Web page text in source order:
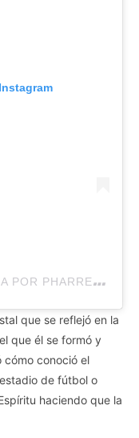
U
NA PUBLICACIÓN COMPARTIDA POR PHARRELL WILLIAMS (@PHARRELL)
que se reflejó en la
que él se formó y
cómo conoció el
de fútbol o
haciendo que la